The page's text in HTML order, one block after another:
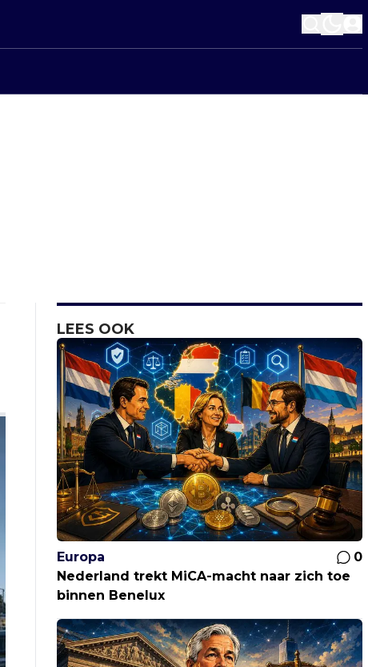
LEES OOK
Europa
0
Nederland trekt MiCA-macht naar zich toe
binnen Benelux